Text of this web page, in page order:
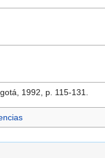
1992, p. 115-131.